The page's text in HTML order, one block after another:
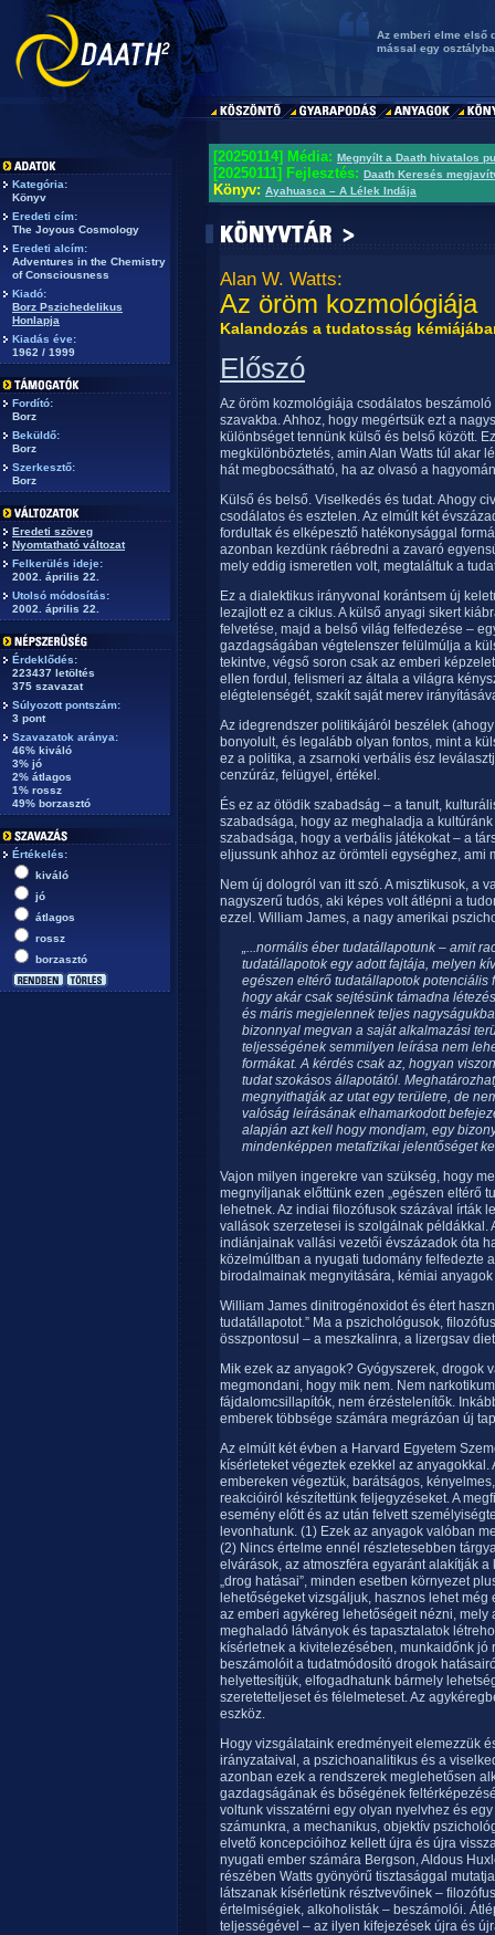
Az emberi elme első
mással egy
Kategória:
Könyv
Eredeti cím:
The Joyous Cosmology
Eredeti alcím:
Adventures in the Chemistry
of Consciousness
Kiadó:
Borz Pszichedelikus
Honlapja
Kiadás éve:
1962 / 1999
Fordító:
Borz
Beküldő:
Borz
Szerkesztő:
Borz
Eredeti szöveg
Nyomtatható változat
Felkerülés ideje:
2002. április 22.
Utolsó módosítás:
2002. április 22.
Érdeklődés:
223437 letöltés
375 szavazat
Súlyozott pontszám:
3 pont
Szavazatok aránya:
46% kiváló
3% jó
2% átlagos
1% rossz
49% borzasztó
Értékelés:
kiváló
jó
átlagos
rossz
borzasztó
[20250114] Média: Megnyílt a Daath hivatalos
[20250111] Fejlesztés: Daath Keresés
Könyv: Ayahuasca – A Lélek Indája
Alan W. Watts:
Az öröm kozmológiája
Kalandozás a tudatosság
Előszó
Az öröm kozmológiája csodálatos
szavakba. Ahhoz, hogy megértsük ezt a
különbséget tennünk külső és belső között.
megkülönböztetés, amin Alan Watts túl akar
hát megbocsátható, ha az olvasó a
Külső és belső. Viselkedés és tudat. Ahogy
csodálatos és esztelen. Az elmúlt két
fordultak és elképesztő hatékonysággal
azonban kezdünk ráébredni a zavaró
mely eddig ismeretlen volt, megtaláltuk a
Ez a dialektikus irányvonal korántsem új
lezajlott ez a ciklus. A külső anyagi sikert
felvetése, majd a belső világ felfedezése –
gazdagságában végtelenszer felülmúlja a
tekintve, végső soron csak az emberi
ellen fordul, felismeri az általa a világra
elégtelenségét, szakít saját merev
Az idegrendszer politikájáról beszélek
bonyolult, és legalább olyan fontos, mint a
ez a politika, a zsarnoki verbális ész
cenzúráz, felügyel, értékel.
És ez az ötödik szabadság – a tanult,
szabadsága, hogy az meghaladja a
szabadsága, hogy a verbális játékokat – a
eljussunk ahhoz az örömteli egységhez, ami
Nem új dologról van itt szó. A misztikusok, a
nagyszerű tudós, aki képes volt átlépni a
ezzel. William James, a nagy amerikai
„...normális éber tudatállapotunk – amit
tudatállapotok egy adott fajtája, melyen
egészen eltérő tudatállapotok
hogy akár csak sejtésünk támadna
és máris megjelennek teljes
bizonnyal megvan a saját alkalmazási
teljességének semmilyen leírása nem
formákat. A kérdés csak az, hogyan
tudat szokásos állapotától.
megnyithatják az utat egy területre, de
valóság leírásának elhamarkodott
alapján azt kell hogy mondjam, egy
mindenképpen metafizikai jelentőséget
Vajon milyen ingerekre van szükség, hogy
megnyíljanak előttünk ezen „egészen eltérő
lehetnek. Az indiai filozófusok százával írták
vallások szerzetesei is szolgálnak példákkal.
indiánjainak vallási vezetői évszázadok óta
közelmúltban a nyugati tudomány felfedezte
birodalmainak megnyitására, kémiai
William James dinitrogénoxidot és étert
tudatállapotot.” Ma a pszichológusok,
összpontosul – a meszkalinra, a lizergsav
Mik ezek az anyagok? Gyógyszerek, drogok
megmondani, hogy mik nem. Nem
fájdalomcsillapítók, nem érzéstelenítők.
emberek többsége számára megrázóan új
Az elmúlt két évben a Harvard Egyetem
kísérleteket végeztek ezekkel az
embereken végeztük, barátságos,
reakcióiról készítettünk feljegyzéseket. A
esemény előtt és az után felvett
levonhatunk. (1) Ezek az anyagok valóban
(2) Nincs értelme ennél részletesebben
elvárások, az atmoszféra egyaránt alakítják
„drog hatásai”, minden esetben környezet
lehetőségeket vizsgáljuk, hasznos lehet
az emberi agykéreg lehetőségeit nézni,
meghaladó látványok és tapasztalatok
kísérletnek a kivitelezésében, munkaidőnk
beszámolóit a tudatmódosító drogok
helyettesítjük, elfogadhatunk bármely
szeretetteljeset és félelmeteset. Az
eszköz.
Hogy vizsgálataink eredményeit elemezzük
irányzataival, a pszichoanalitikus és a
azonban ezek a rendszerek meglehetősen
gazdagságának és bőségének
voltunk visszatérni egy olyan nyelvhez és
számunkra, a mechanikus, objektív
elvető koncepcióihoz kellett újra és újra
nyugati ember számára Bergson, Aldous
részében Watts gyönyörű tisztasággal
látszanak kísérletünk résztvevőinek –
értelmiségiek, alkoholisták – beszámolói.
teljességével – az ilyen kifejezések újra és